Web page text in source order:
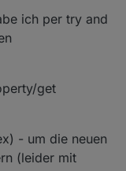
ich per try and
get
- um die neuen
(leider mit